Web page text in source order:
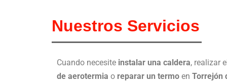
Nuestros Servicios
Cuando necesite instalar una caldera, realizar
de aerotermia o reparar un termo en Torrejón